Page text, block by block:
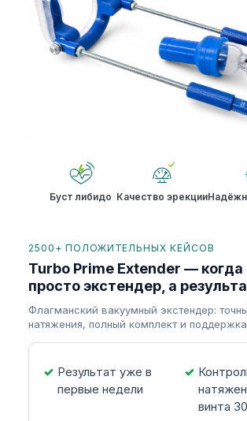
Буст либидо Качество эрекции
2500+ ПОЛОЖИТЕЛЬНЫХ КЕЙСОВ
Turbo Prime Extender —
просто экстендер, а
Флагманский вакуумный экстендер:
натяжения, полный комплект и
Результат уже в
первые недели
винта